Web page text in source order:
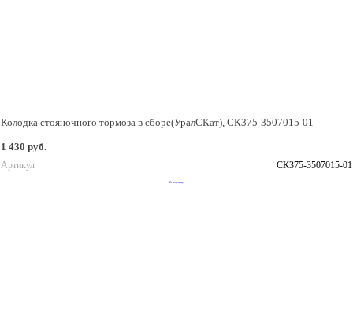
Колодка стояночного тормоза в сборе(УралСКат), СК375-3507015-01
1 430 руб.
Артикул СК375-3507015-01
В корзину